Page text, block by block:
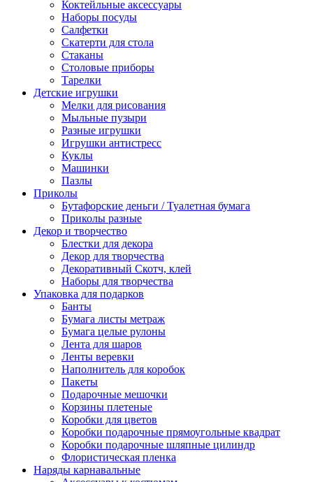
Коктейльные аксессуары
Наборы посуды
Салфетки
Скатерти для стола
Стаканы
Столовые приборы
Тарелки
Детские игрушки
Мелки для рисования
Мыльные пузыри
Разные игрушки
Игрушки антистресс
Куклы
Машинки
Пазлы
Приколы
Бутафорские деньги / Туалетная бумага
Приколы разные
Декор и творчество
Блестки для декора
Декор для творчества
Декоративный Скотч, клей
Наборы для творчества
Упаковка для подарков
Банты
Бумага листы метраж
Бумага целые рулоны
Лента для шаров
Ленты веревки
Наполнитель для коробок
Пакеты
Подарочные мешочки
Корзины плетеные
Коробки для цветов
Коробки подарочные прямоугольные квадрат
Коробки подарочные шляпные цилиндр
Флористическая пленка
Наряды карнавальные